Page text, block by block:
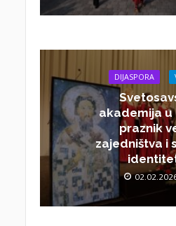
DIJASPORA
akademija u
praznik
zajedništva i